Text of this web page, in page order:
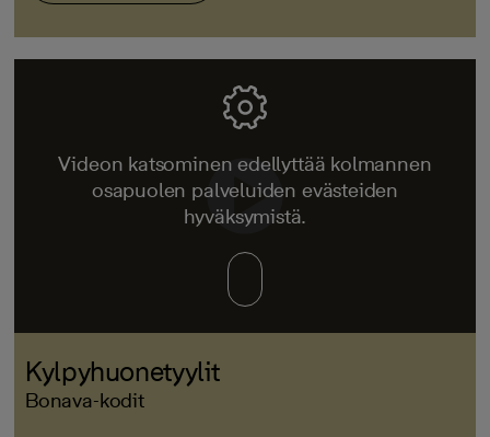
Videon katsominen edellyttää kolmannen
osapuolen palveluiden evästeiden
hyväksymistä.
Kylpyhuonetyylit
Bonava-kodit